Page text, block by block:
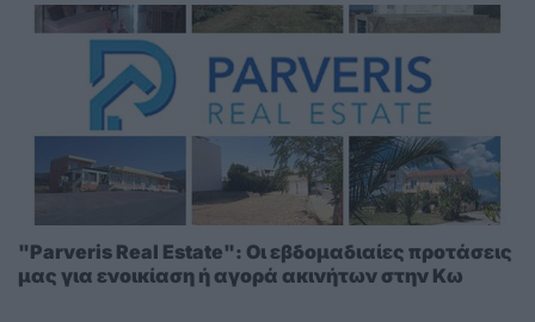
"Parveris Real Estate": Οι εβδομαδιαίες προτάσεις
μας για ενοικίαση ή αγορά ακινήτων στην Κω